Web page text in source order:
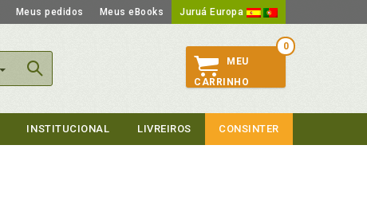
Meus pedidos Meus eBooks Juruá Europa
0
MEU
CARRINHO
INSTITUCIONAL LIVREIROS CONSINTER